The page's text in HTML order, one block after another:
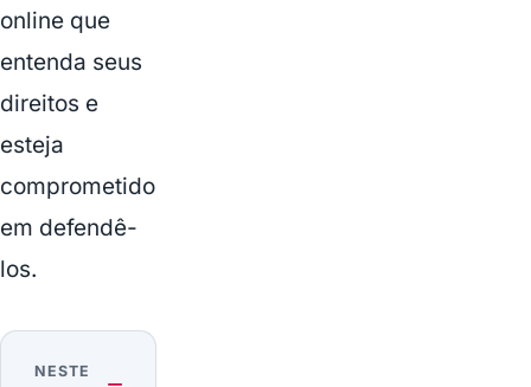
online que
entenda seus
direitos e
esteja
comprometido
em defendê-
los.
NESTE